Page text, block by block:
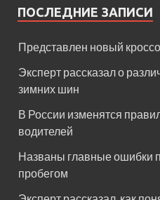
ПОСЛЕДНИЕ ЗАПИСИ
Представлен новый
Эксперт рассказал о
зимних шин
В России изменятся
водителей
Названы главные ошибки
пробегом